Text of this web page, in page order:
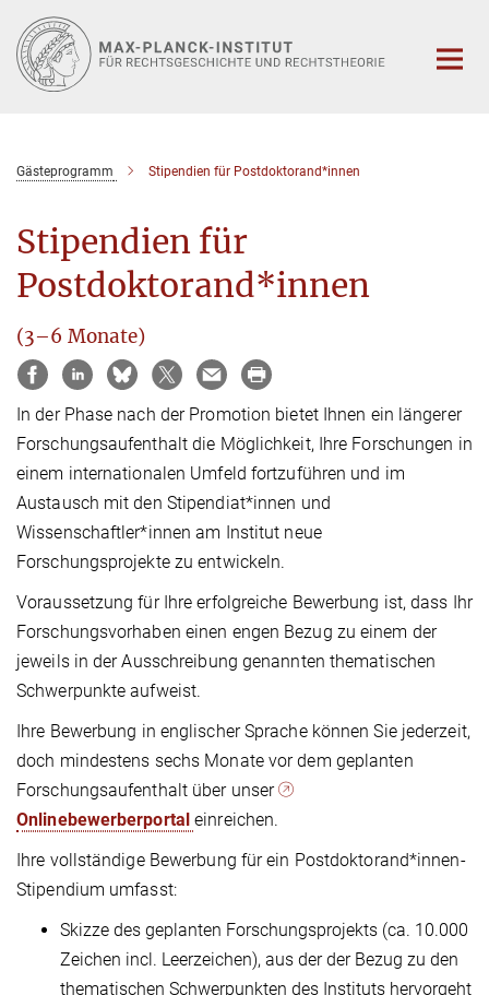
Hauptinhalt
Gästeprogramm Stipendien für Postdoktorand*innen
Stipendien für
Postdoktorand*innen
(3–6 Monate)
In der Phase nach der Promotion bietet Ihnen ein längerer
Forschungsaufenthalt die Möglichkeit, Ihre Forschungen in
einem internationalen Umfeld fortzuführen und im
Austausch mit den Stipendiat*innen und
Wissenschaftler*innen am Institut neue
Forschungsprojekte zu entwickeln.
Voraussetzung für Ihre erfolgreiche Bewerbung ist, dass Ihr
Forschungsvorhaben einen engen Bezug zu einem der
jeweils in der Ausschreibung genannten thematischen
Schwerpunkte aufweist.
Ihre Bewerbung in englischer Sprache können Sie jederzeit,
doch mindestens sechs Monate vor dem geplanten
Forschungsaufenthalt über unser
Onlinebewerberportaleinreichen.
Ihre vollständige Bewerbung für ein Postdoktorand*innen-
Stipendium umfasst:
Skizze des geplanten Forschungsprojekts (ca. 10.000
Zeichen incl. Leerzeichen), aus der der Bezug zu den
thematischen Schwerpunkten des Instituts hervorgeht